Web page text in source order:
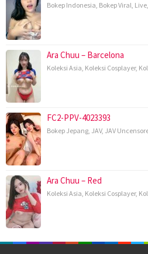
Bokep Indonesia, Bokep Viral, Live,
Ara Chuu – Barcelona
Koleksi Asia, Koleksi Cosplayer,
FC2-PPV-4023393
Bokep Jepang, JAV, JAV
Ara Chuu – Red
Koleksi Asia, Koleksi Cosplayer,